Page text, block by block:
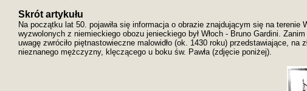
Skrót artykułu
Na początku lat 50. pojawiła się informacja o obrazie znajdującym się na
wyzwolonych z niemieckiego obozu jenieckiego był Włoch - Bruno Gardini.
uwagę zwróciło piętnastowieczne malowidło (ok. 1430 roku) przedstawiające,
nieznanego mężczyzny, klęczącego u boku św. Pawła (zdjęcie poniżej).